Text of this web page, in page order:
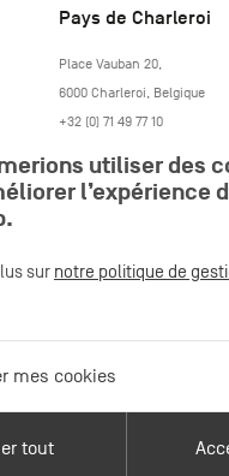
Pays de Charleroi
https://
Place Vauban 20,
6000 Charleroi Belgique
+32 (0) 71 49 77 10
le soutien de
utiliser des
l’expérience
sur notre politique de
mes cookies
tout